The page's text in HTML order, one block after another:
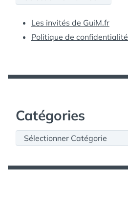
Les invités de GuiM.fr
Politique de confidentialité
Catégories
Catégories